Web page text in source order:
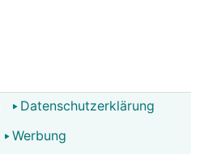
Datenschutzerklärung
Werbung